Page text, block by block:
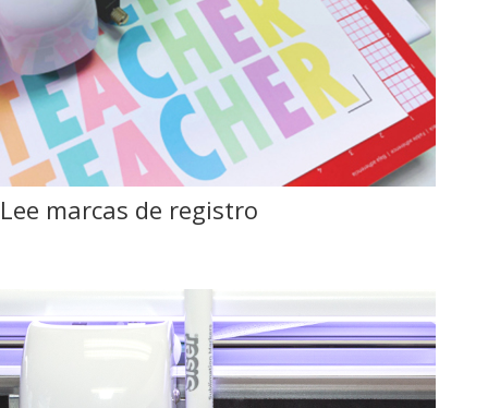
Lee marcas de registro